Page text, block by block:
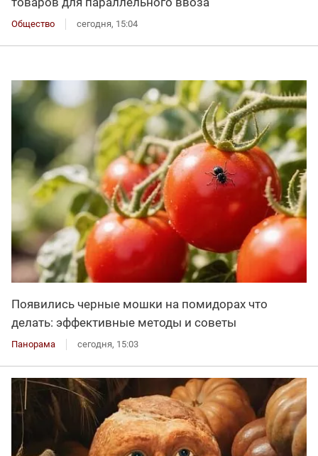
Общество сегодня, 15:04
Появились черные мошки на помидорах что
делать: эффективные методы и советы
Панорама сегодня, 15:03